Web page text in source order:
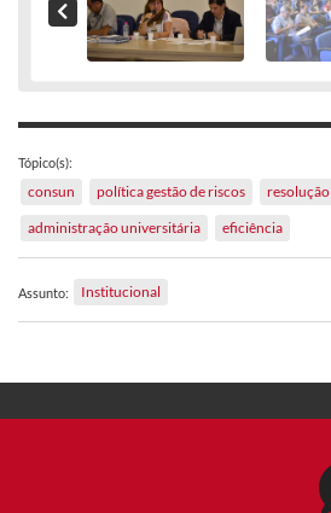
Tópico(s):
consun política gestão de riscos
resolução
administração universitária
eficiência
Assunto: Institucional